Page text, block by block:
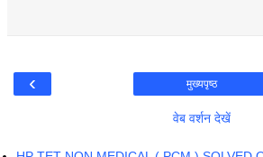
‹ मुख्यपृष्ठ
वेब वर्शन देखें